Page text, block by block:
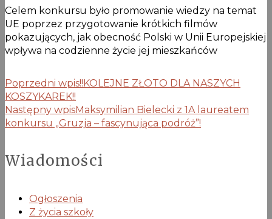
Celem konkursu było promowanie wiedzy na temat
UE poprzez przygotowanie krótkich filmów
pokazujących, jak obecność Polski w Unii Europejskiej
wpływa na codzienne życie jej mieszkańców
Poprzedni wpis!!KOLEJNE ZŁOTO DLA NASZYCH
KOSZYKAREK!!
Następny wpisMaksymilian Bielecki z 1A laureatem
konkursu „Gruzja – fascynująca podróż”!
Wiadomości
Ogłoszenia
Z życia szkoły